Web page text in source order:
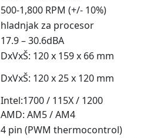
500-1,800 RPM (+/- 10%)
hladnjak za procesor
17.9 – 30.6dBA
DxVxŠ: 120 x 159 x 66 mm
DxVxŠ: 120 x 25 x 120 mm
Intel:1700 / 115X / 1200
AMD: AM5 / AM4
4 pin (PWM thermocontrol)